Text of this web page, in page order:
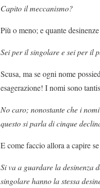
Capito il meccanismo?
Più o meno; e quante
Sei per il singolare e sei per il
Scusa, ma se ogni nome
esagerazione! I nomi sono
No caro; nonostante che i
questo si parla di cinque
E come faccio allora a capire
Si va a guardare la desinenza
singolare hanno la stessa